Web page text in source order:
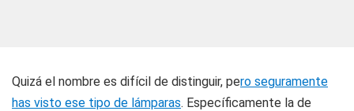
Quizá el nombre es difícil de distinguir, pero seguramente
has visto ese tipo de lámparas. Específicamente la de